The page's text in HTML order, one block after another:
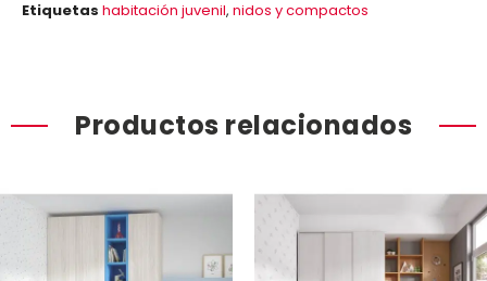
Etiquetas habitación juvenil, nidos y compactos
Productos relacionados